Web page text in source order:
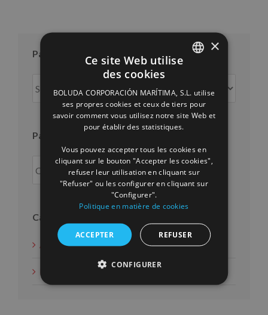
Par mois
mois
Par an
Catégories
Actions d'intérêt social
ENGLISH
FRENCH
×
Ce site Web utilise
des cookies
BOLUDA CORPORACIÓN MARÍTIMA, S.L. utilise
ses propres cookies et ceux de tiers pour
savoir comment vous utilisez notre site Web et
pour établir des statistiques.
Vous pouvez accepter tous les cookies en
cliquant sur le bouton "Accepter les cookies",
refuser leur utilisation en cliquant sur
"Refuser" ou les configurer en cliquant sur
"Configurer".
Politique en matière de cookies
ACCEPTER REFUSER
CONFIGURER